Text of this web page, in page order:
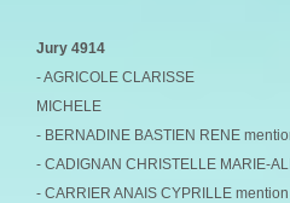
Jury 4914
- AGRICOLE CLARISSE
MICHELE
- BERNADINE BASTIEN RENE
- CADIGNAN CHRISTELLE MARIE-
- CARRIER ANAIS CYPRILLE